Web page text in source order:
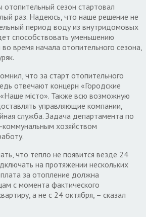
сезон стартовал
раз. Надеюсь, что наше решение не
период воду из внутридомовых
способствовать уменьшению
время начала отопительного сезона,
что за старт отопительного
отвечают концерн «Городские
місто». Также всю возможную
управляющие компании,
служба. Задача департамента по
хозяйством
что тепло не появится везде 24
на протяжении нескольких
за отопление должна
с момента фактического
а не с 24 октября, – сказал